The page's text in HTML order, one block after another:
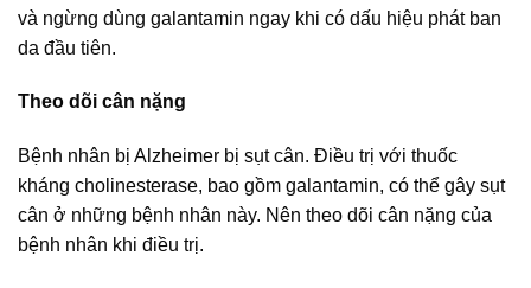
và ngừng dùng galantamin ngay khi có dấu hiệu phát ban
da đầu tiên.
Theo dõi cân nặng
Bệnh nhân bị Alzheimer bị sụt cân. Điều trị với thuốc
kháng cholinesterase, bao gồm galantamin, có thể gây sụt
cân ở những bệnh nhân này. Nên theo dõi cân nặng của
bệnh nhân khi điều trị.